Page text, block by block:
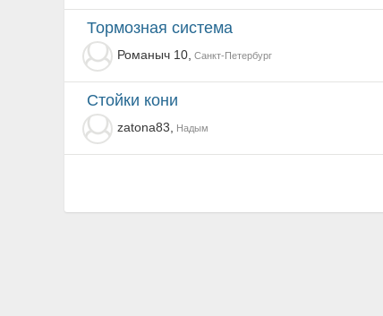
тормозная система
Романыч 10, Санкт-Петербург
стойки кони
zatona83, Надым